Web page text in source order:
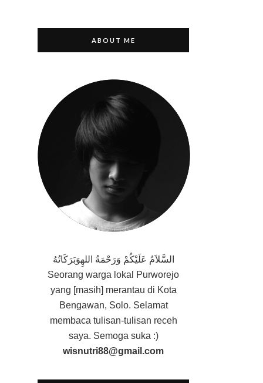
ABOUT ME
السَّلاَمُ عَلَيْكُمْ وَرَحْمَةُ اللهِوَبَرَكَاتُهُ
Seorang warga lokal Purworejo
yang [masih] merantau di Kota
Bengawan, Solo. Selamat
membaca tulisan-tulisan receh
saya. Semoga suka :)
wisnutri88@gmail.com